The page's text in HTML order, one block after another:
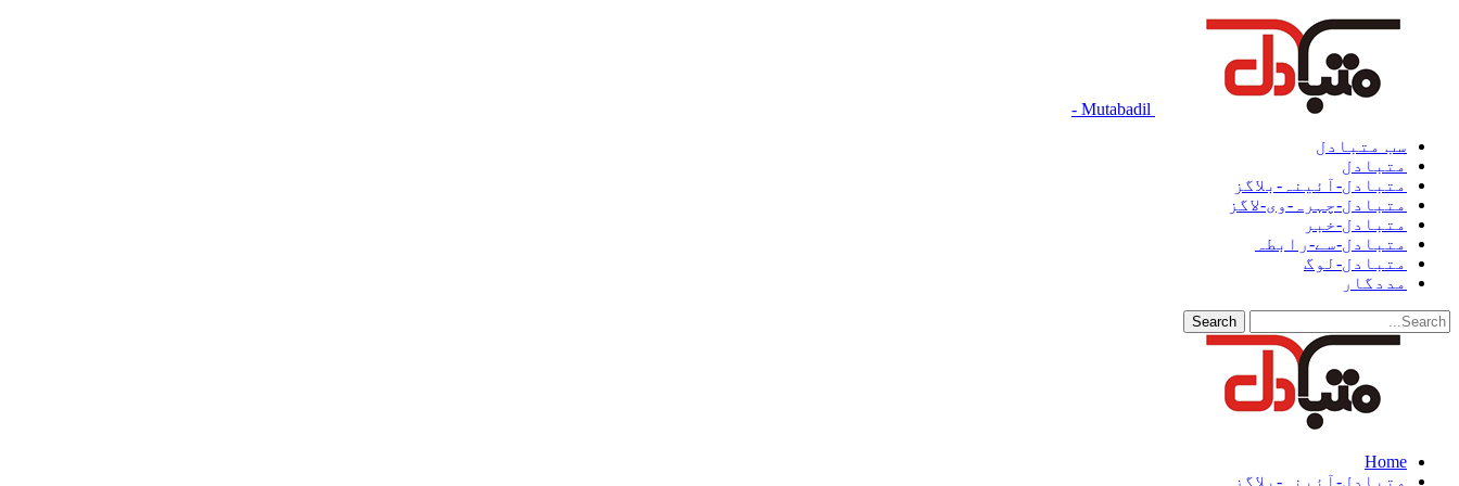
Mutabadil -
سب متبادل
متبادل
متبادل-آئینہ-بلاگز
متبادل-چہرہ-وی-لاگز
متبادل-خبر
متبادل-سے-رابطہ
متبادل-لوگ
مددگار
Home
متبادل-آئینہ-بلاگز